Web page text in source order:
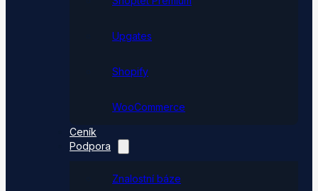
Upgates
Shopify
WooCommerce
Ceník
Podpora
Znalostní báze